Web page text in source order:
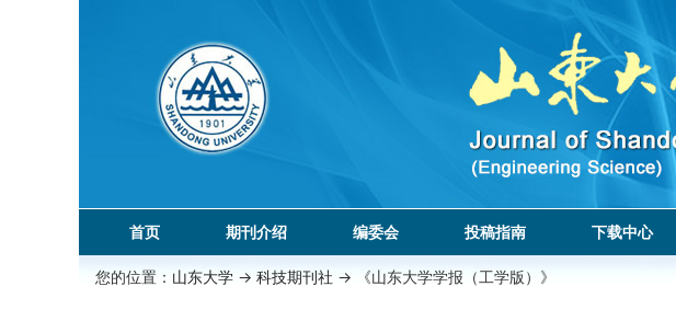
首页 期刊介绍 编委会 投稿指南 下载中心
您的位置： 山东大学 -> 科技期刊社 -> 《山东大学学报（工学版）》